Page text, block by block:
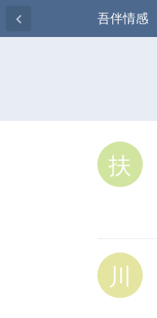
吾伴情感
扶
川